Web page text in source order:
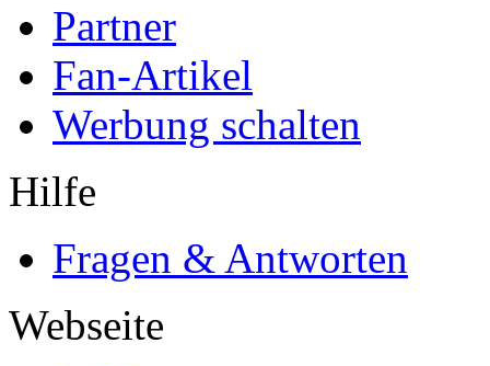
Partner
Fan-Artikel
Werbung schalten
Hilfe
Fragen & Antworten
Webseite